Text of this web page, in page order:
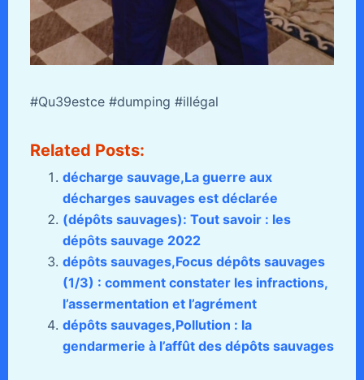
#Qu39estce #dumping #illégal
Related Posts:
décharge sauvage,La guerre aux
décharges sauvages est déclarée
(dépôts sauvages): Tout savoir : les
dépôts sauvage 2022
dépôts sauvages,Focus dépôts sauvages
(1/3) : comment constater les infractions,
l’assermentation et l’agrément
dépôts sauvages,Pollution : la
gendarmerie à l’affût des dépôts sauvages